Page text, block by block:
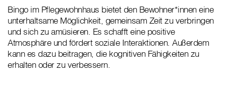
Bingo im Pflegewohnhaus bietet den Bewohner*innen eine
unterhaltsame Möglichkeit, gemeinsam Zeit zu verbringen
und sich zu amüsieren. Es schafft eine positive
Atmosphäre und fördert soziale Interaktionen. Außerdem
kann es dazu beitragen, die kognitiven Fähigkeiten zu
erhalten oder zu verbessern.